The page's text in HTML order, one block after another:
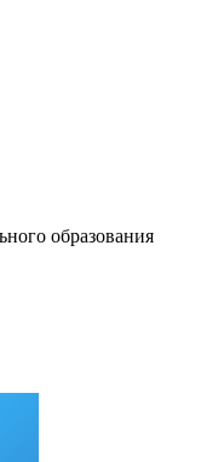
образования